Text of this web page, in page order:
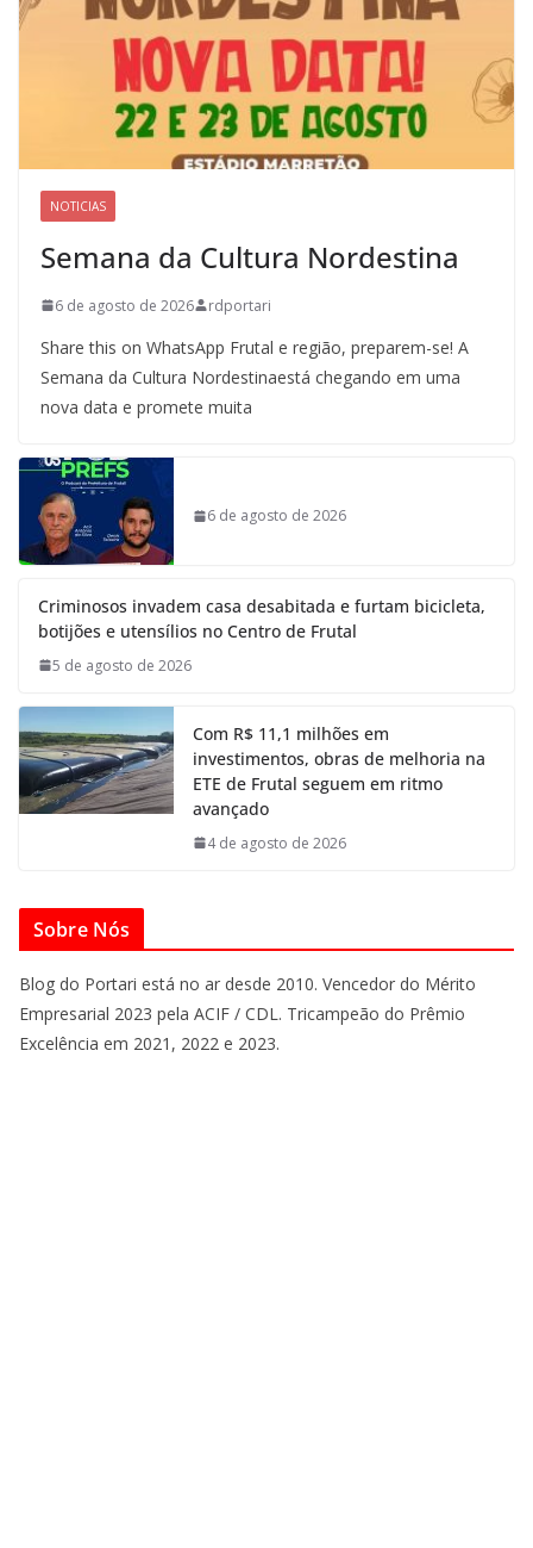
NOTICIAS
Semana da Cultura Nordestina
6 de agosto de 2026 rdportari
Share this on WhatsApp Frutal e região, preparem-se! A
Semana da Cultura Nordestinaestá chegando em uma
nova data e promete muita
6 de agosto de 2026
Criminosos invadem casa desabitada e furtam bicicleta,
botijões e utensílios no Centro de Frutal
5 de agosto de 2026
Com R$ 11,1 milhões em
investimentos, obras de melhoria na
ETE de Frutal seguem em ritmo
avançado
4 de agosto de 2026
Sobre Nós
Blog do Portari está no ar desde 2010. Vencedor do Mérito
Empresarial 2023 pela ACIF / CDL. Tricampeão do Prêmio
Excelência em 2021, 2022 e 2023.